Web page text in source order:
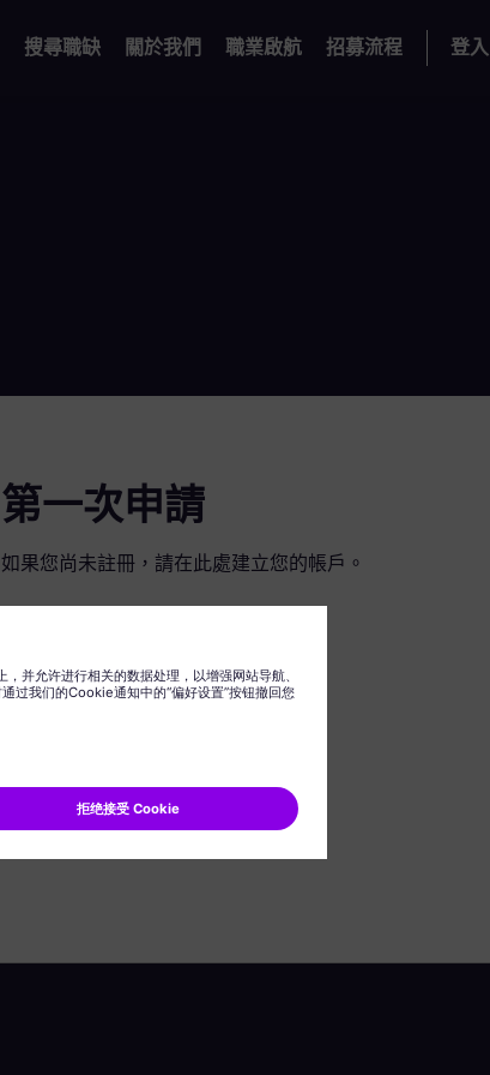
搜尋職缺 關於我們 職業啟航 招募流程 登入
第一次申請
如果您尚未註冊，請在此處建立您的帳戶。